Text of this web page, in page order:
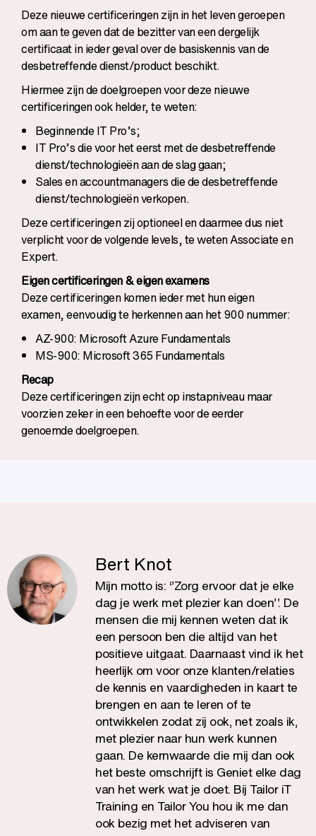
Deze nieuwe certificeringen zijn in het leven geroepen
om aan te geven dat de bezitter van een dergelijk
certificaat in ieder geval over de basiskennis van de
desbetreffende dienst/product beschikt.
Hiermee zijn de doelgroepen voor deze nieuwe
certificeringen ook helder, te weten:
Beginnende IT Pro’s;
IT Pro’s die voor het eerst met de desbetreffende
dienst/technologieën aan de slag gaan;
Sales en accountmanagers die de desbetreffende
dienst/technologieën verkopen.
Deze certificeringen zij optioneel en daarmee dus niet
verplicht voor de volgende levels, te weten Associate en
Expert.
Eigen certificeringen & eigen examens
Deze certificeringen komen ieder met hun eigen
examen, eenvoudig te herkennen aan het 900 nummer:
AZ-900: Microsoft Azure Fundamentals
MS-900: Microsoft 365 Fundamentals
Recap
Deze certificeringen zijn echt op instapniveau maar
voorzien zeker in een behoefte voor de eerder
genoemde doelgroepen.
Bert Knot
Mijn motto is: ‘’Zorg ervoor dat je elke
dag je werk met plezier kan doen’’. De
mensen die mij kennen weten dat ik
een persoon ben die altijd van het
positieve uitgaat. Daarnaast vind ik het
heerlijk om voor onze klanten/relaties
de kennis en vaardigheden in kaart te
brengen en aan te leren of te
ontwikkelen zodat zij ook, net zoals ik,
met plezier naar hun werk kunnen
gaan. De kernwaarde die mij dan ook
het beste omschrijft is Geniet elke dag
van het werk wat je doet. Bij Tailor iT
Training en Tailor You hou ik me dan
ook bezig met het adviseren van